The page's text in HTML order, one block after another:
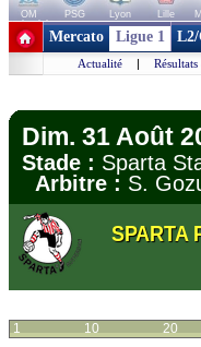
OM PSG Lyon Lille
+ de clubs
Mercato Ligue 1 L2/
Actualité |
Dim. 31 Août
Stade : Sparta
Arbitre : S.
SPARTA
1 10 20